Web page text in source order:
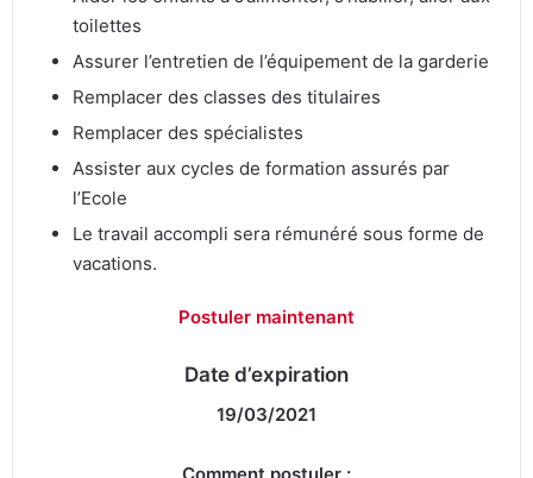
toilettes
Assurer l’entretien de l’équipement de la garderie
Remplacer des classes des titulaires
Remplacer des spécialistes
Assister aux cycles de formation assurés par
l’Ecole
Le travail accompli sera rémunéré sous forme de
vacations.
Postuler maintenant
Date d’expiration
19/03/2021
Comment postuler :